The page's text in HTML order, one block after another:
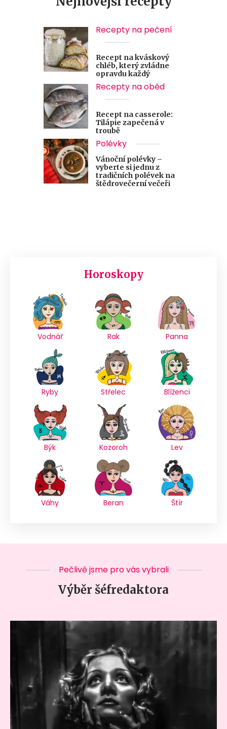
Recepty na pečení
Recept na kváskový
chléb, který zvládne
opravdu každý
Recepty na oběd
Recept na casserole:
Tilápie zapečená v
troubě
Polévky
Vánoční polévky –
vyberte si jednu z
tradičních polévek na
štědrovečerní večeři
Horoskopy
Vodnář Rak Panna
Ryby Střelec Blíženci
Býk Kozoroh Lev
Váhy Beran Štír
Pečlivě jsme pro vás vybrali
Výběr šéfredaktora